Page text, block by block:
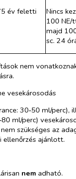
év feletti
Nincs
100 NE/
majd
sc. 24
nem
vesekárosodás
30‑50 ml/perc),
ml/perc)
szükséges az
ellenőrzés ajánlott.
nem adható.